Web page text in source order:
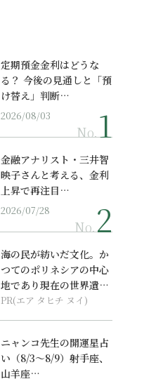
定期預金金利はどうな
る？ 今後の見通しと「預
け替え」判断…
2026/08/03
No.
金融アナリスト・三井智
映子さんと考える、金利
上昇で再注目…
2026/07/28
No.
海の民が紡いだ文化。か
つてのポリネシアの中心
地であり現在の世界遺産
からみえてくる...
PR(エア タヒチ ヌイ)
ニャンコ先生の開運星占
い（8/3～8/9）射手座、
山羊座…